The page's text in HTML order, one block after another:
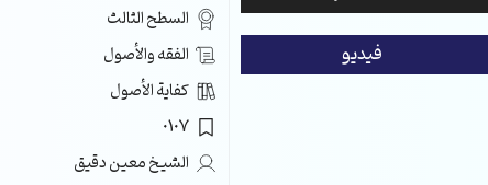
الأسهم
فيديو
السطح الثالث
الفقه والأصول
كفاية الأصول
0107
الشيخ معين دقيق